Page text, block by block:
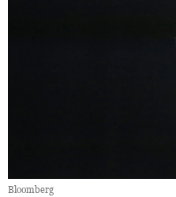
Bloomberg